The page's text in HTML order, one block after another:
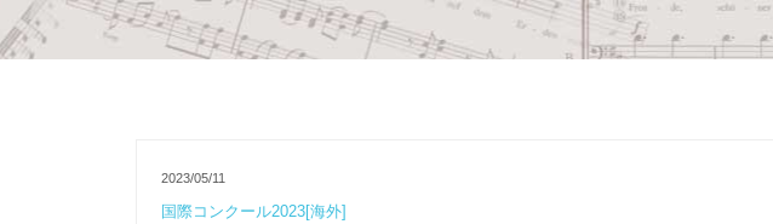
2023/05/11
国際コンクール2023[海外]